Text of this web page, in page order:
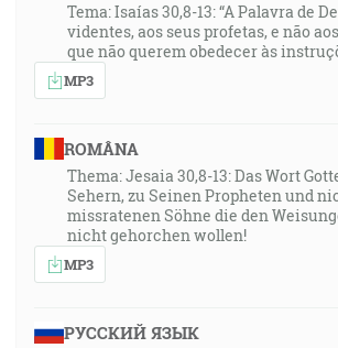
Tema: Isaías 30,8-13: “A Palavra de
videntes, aos seus profetas, e não
que não querem obedecer às
MP3
ROMÂNA
Thema: Jesaia 30,8-13: Das Wort
Sehern, zu Seinen Propheten und
missratenen Söhne die den
nicht gehorchen wollen!
MP3
РУССКИЙ ЯЗЫК